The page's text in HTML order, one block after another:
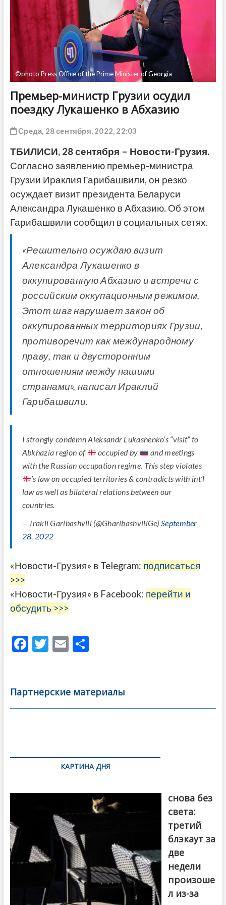
©photo Press Office of the Prime Minister of Georgia
Премьер-министр Грузии осудил
поездку Лукашенко в Абхазию
Среда, 28 сентября, 2022, 22:03
ТБИЛИСИ, 28 сентября – Новости-Грузия.
Согласно заявлению премьер-министра
Грузии Ираклия Гарибашвили, он резко
осуждает визит президента Беларуси
Александра Лукашенко в Абхазию. Об этом
Гарибашвили сообщил в социальных сетях.
«Решительно осуждаю визит
Александра Лукашенко в
оккупированную Абхазию и встречи с
российским оккупационным режимом.
Этот шаг нарушает закон об
оккупированных территориях Грузии,
противоречит как международному
праву, так и двусторонним
отношениям между нашими
странами», написал Ираклий
Гарибашвили.
I strongly condemn Aleksandr Lukashenko’s “visit” to
Abkhazia region of
occupied by
and meetings
with the Russian occupation regime. This step violates
’s law on occupied territories & contradicts with int’l
law as well as bilateral relations between our
countries.
— Irakli Garibashvili (@GharibashviliGe)September
28, 2022
«Новости-Грузия» в Telegram: подписаться
>>>
«Новости-Грузия» в Facebook: перейти и
обсудить >>>
F
b
o
T
er
E
l
О
а
в
Партнерские материалы
по
записямКАРТИНА ДНЯ
снова без
света:
третий
блэкаут за
две
недели
произоше
л из-за